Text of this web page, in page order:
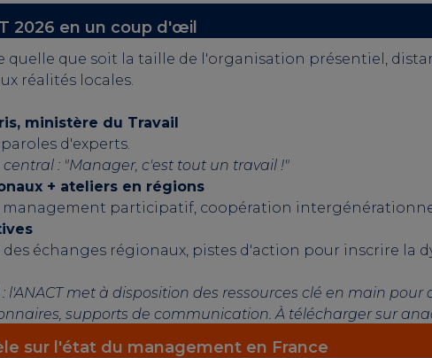
2026 en un coup d'œil
quelle que soit la taille de l'organisation présentiel,
réalités locales.
ministère du Travail
d'experts.
central : "Manager, c'est tout un travail !"
+ ateliers en régions
management participatif, coopération
échanges régionaux, pistes d'action pour inscrire la
l'ANACT met à disposition des ressources clé en main
supports de communication. À télécharger sur
sur l'état du management en France